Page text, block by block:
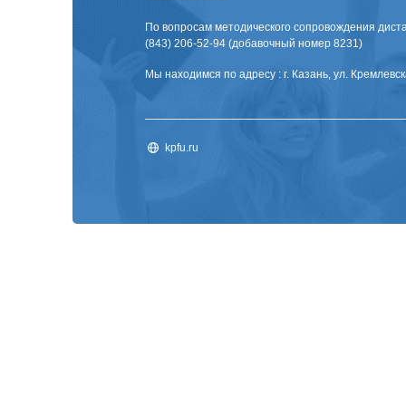
По вопросам методического сопровождения
(843) 206-52-94 (добавочный номер 8231)
Мы находимся по адресу : г. Казань, ул.
kpfu.ru